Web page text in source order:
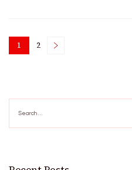
Posts
Page
1 Page
2
for: